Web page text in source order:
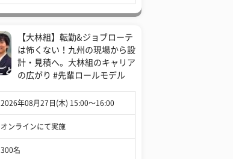
【大林組】転勤&ジョブローテ
は怖くない！九州の現場から設
計・見積へ。大林組のキャリア
の広がり #先輩ロールモデル
2026年08月27日(木) 15:00〜16:00
オンラインにて実施
300名